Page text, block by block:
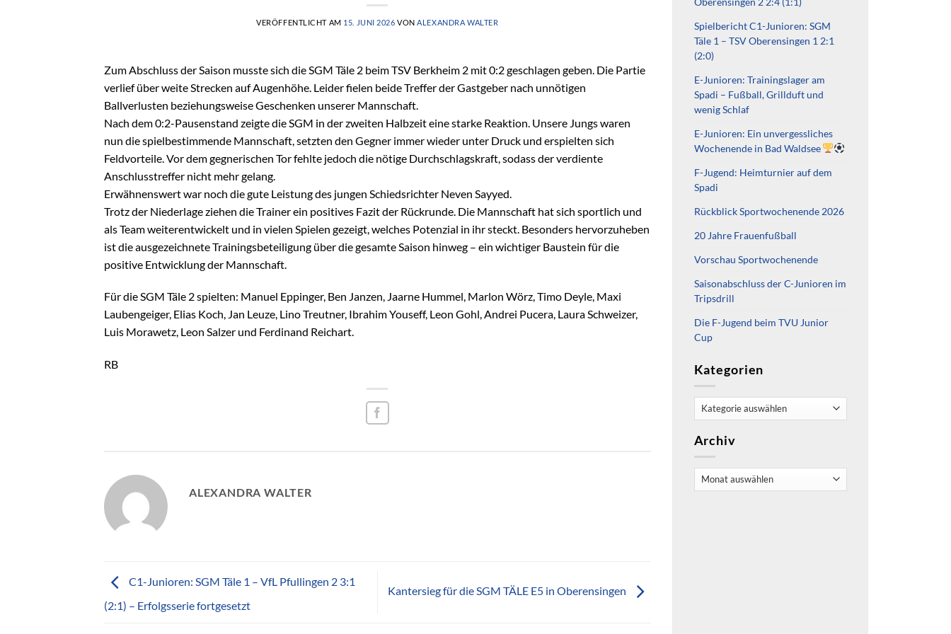
VERÖFFENTLICHT AM 15. JUNI 2026 VON ALEXANDRA WALTER
Zum Abschluss der Saison musste sich die SGM Täle 2 beim TSV Berkheim 2 mit 0:2 geschlagen geben. Die Partie
verlief über weite Strecken auf Augenhöhe. Leider fielen beide Treffer der Gastgeber nach unnötigen
Ballverlusten beziehungsweise Geschenken unserer Mannschaft.
Nach dem 0:2-Pausenstand zeigte die SGM in der zweiten Halbzeit eine starke Reaktion. Unsere Jungs waren
nun die spielbestimmende Mannschaft, setzten den Gegner immer wieder unter Druck und erspielten sich
Feldvorteile. Vor dem gegnerischen Tor fehlte jedoch die nötige Durchschlagskraft, sodass der verdiente
Anschlusstreffer nicht mehr gelang.
Erwähnenswert war noch die gute Leistung des jungen Schiedsrichter Neven Sayyed.
Trotz der Niederlage ziehen die Trainer ein positives Fazit der Rückrunde. Die Mannschaft hat sich sportlich und
als Team weiterentwickelt und in vielen Spielen gezeigt, welches Potenzial in ihr steckt. Besonders hervorzuheben
ist die ausgezeichnete Trainingsbeteiligung über die gesamte Saison hinweg – ein wichtiger Baustein für die
positive Entwicklung der Mannschaft.
Für die SGM Täle 2 spielten: Manuel Eppinger, Ben Janzen, Jaarne Hummel, Marlon Wörz, Timo Deyle, Maxi
Laubengeiger, Elias Koch, Jan Leuze, Lino Treutner, Ibrahim Youseff, Leon Gohl, Andrei Pucera, Laura Schweizer,
Luis Morawetz, Leon Salzer und Ferdinand Reichart.
RB
ALEXANDRA WALTER
C1-Junioren: SGM Täle 1 – VfL Pfullingen 2 3:1
(2:1) – Erfolgsserie fortgesetzt
Kantersieg für die SGM TÄLE E5 in Oberensingen
Spielbericht C1-Junioren: SGM
Täle 1 – TSV Oberensingen 1 2:1
(2:0)
E-Junioren: Trainingslager am
Spadi – Fußball, Grillduft und
wenig Schlaf
E-Junioren: Ein unvergessliches
Wochenende in Bad Waldsee
F-Jugend: Heimturnier auf dem
Spadi
Rückblick Sportwochenende 2026
20 Jahre Frauenfußball
Vorschau Sportwochenende
Saisonabschluss der C-Junioren im
Tripsdrill
Die F-Jugend beim TVU Junior
Cup
Kategorien
Kategorien
Archiv
Archiv